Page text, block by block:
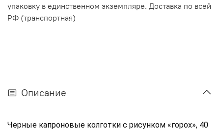
упаковку в единственном экземпляре. Доставка по всей
РФ (транспортная)
Описание
Черные капроновые колготки с рисунком «горох», 40